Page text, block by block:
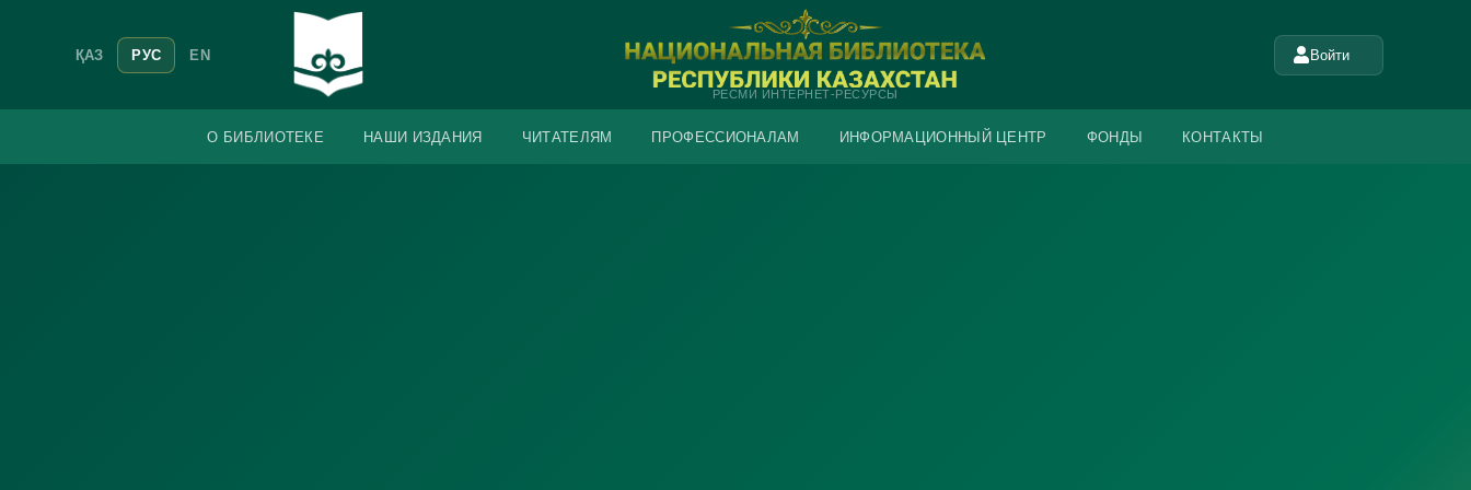
ҚАЗ РУС EN
РЕСМИ ИНТЕРНЕТ-РЕСУРСЫ
Войти
О БИБЛИОТЕКЕ НАШИ ИЗДАНИЯ ЧИТАТЕЛЯМ ПРОФЕССИОНАЛАМ ИНФОРМАЦИОННЫЙ ЦЕНТР ФОНДЫ КОНТАКТЫ